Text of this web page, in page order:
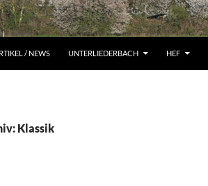
/ NEWS UNTERLIEDERBACH HEF
Klassik